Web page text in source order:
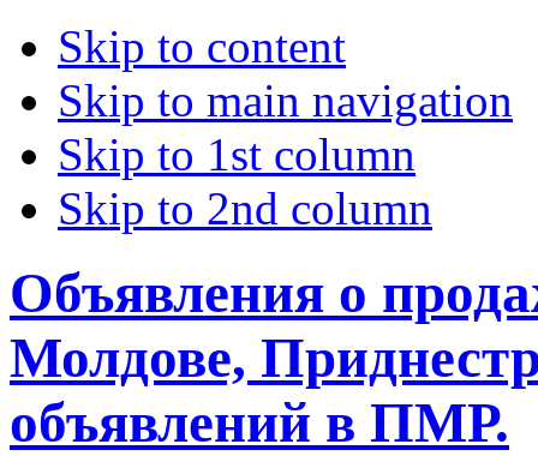
Skip to content
Skip to main navigation
Skip to 1st column
Skip to 2nd column
Объявления о
Молдове,
объявлений в ПМР.